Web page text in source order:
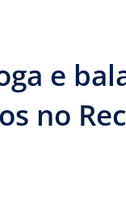
e
no